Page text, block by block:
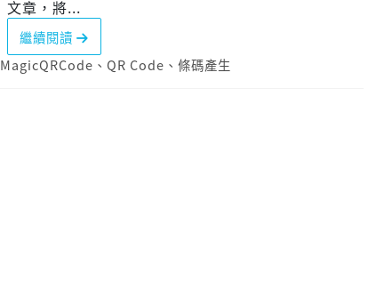
文章，將...
繼續閱讀
MagicQRCode 、 QR Code 、 條碼產生